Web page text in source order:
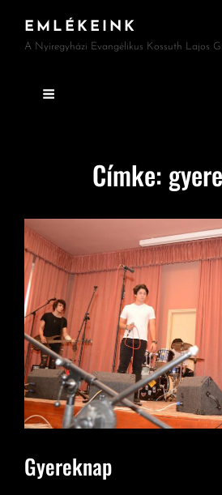
EMLÉKEINK
A Nyíregyházi Evangélikus Kossuth Lajos
Címke:
Gyereknap